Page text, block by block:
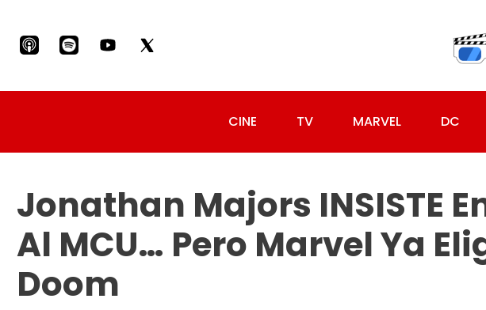
CINE TV MARVEL DC
Jonathan Majors INSISTE
Al MCU… Pero Marvel Ya
Doom